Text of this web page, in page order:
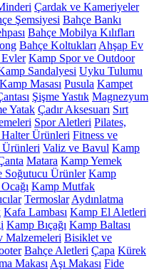
Çardak ve Kameriyeler
Şemsiyesi Bahçe Bankı
Bahçe Mobilya Kılıfları
Bahçe Koltukları Ahşap Ev
Kamp Spor ve Outdoor
Sandalyesi Uyku Tulumu
Kamp Masası Pusula Kampet
Şişme Yastık Magnezyum
Yatak Çadır Aksesuarı Sırt
Spor Aletleri Pilates,
Halter Ürünleri Fitness ve
Valiz ve Bavul Kamp
Matara Kamp Yemek
Soğutucu Ürünler Kamp
Kamp Mutfak
Termoslar Aydınlatma
Kafa Lambası Kamp El Aletleri
Kamp Bıçağı Kamp Baltası
Malzemeleri Bisiklet ve
Bahçe Aletleri Çapa Kürek
Makası Aşı Makası Fide